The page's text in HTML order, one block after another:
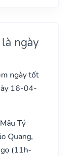
ngày
ngày tốt
16-04-
Tý
Quang,
(11h-